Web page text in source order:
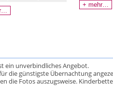
+ mehr…
ein unverbindliches Angebot.
die günstigste Übernachtung
die Fotos auszugsweise.